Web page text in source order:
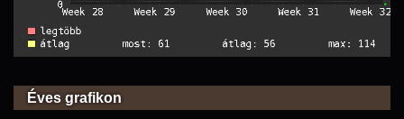
Éves grafikon